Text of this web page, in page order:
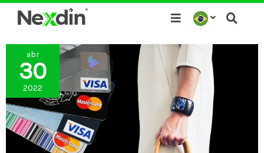
para
conteúdo
abr
30
2022